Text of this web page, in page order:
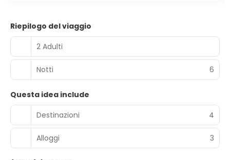
Riepilogo del viaggio
2 Adulti
Notti 6
Questa idea include
Destinazioni
4
Alloggi 3